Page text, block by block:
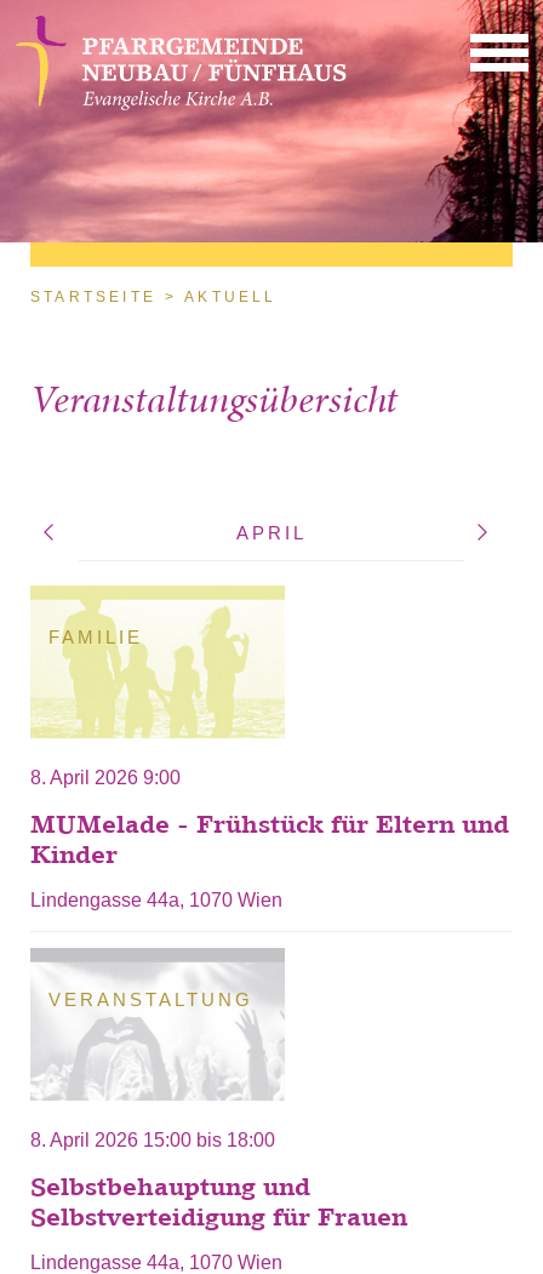
Direkt zum Inhalt
Sie sind hier
STARTSEITE AKTUELL
Veranstaltungsübersicht
APRIL
FAMILIE
8. April 2026 9:00
MUMelade - Frühstück für Eltern und
Kinder
Lindengasse 44a, 1070 Wien
VERANSTALTUNG
8. April 2026 15:00 bis 18:00
Selbstbehauptung und
Selbstverteidigung für Frauen
Lindengasse 44a, 1070 Wien